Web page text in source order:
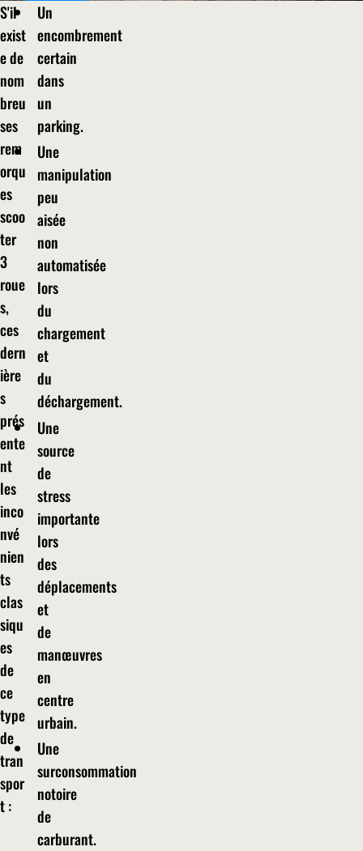
S'il
exist
e de
nom
breu
ses
rem
orqu
es
scoo
ter
3
roue
s,
ces
dern
ière
s
prés
ente
nt
les
inco
nvé
nien
ts
clas
siqu
es
de
ce
type
de
tran
spor
t :
Un
encombrement
certain
dans
un
parking.
Une
manipulation
peu
aisée
non
automatisée
lors
du
chargement
et
du
déchargement.
Une
source
de
stress
importante
lors
des
déplacements
et
de
manœuvres
en
centre
urbain.
Une
surconsommation
notoire
de
carburant.